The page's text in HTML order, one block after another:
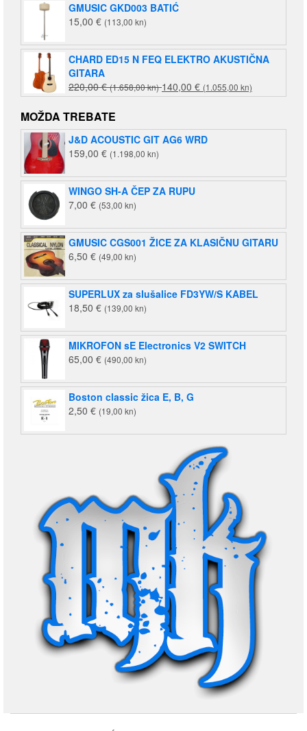
GMUSIC GKD003 BATIĆ
15,00 € (113,00 kn)
CHARD ED15 N FEQ ELEKTRO AKUSTIČNA
GITARA
220,00€ (1.658,00 kn)Izvorna
cijena
je:
220,00 €
140,00 € (1.055,00 kn)
cijena
140,00 €
MOŽDA TREBATE
J&D ACOUSTIC GIT AG6 WRD
159,00 € (1.198,00 kn)
WINGO SH-A ČEP ZA RUPU
7,00 € (53,00 kn)
GMUSIC CGS001 ŽICE ZA KLASIČNU GITARU
6,50 € (49,00 kn)
SUPERLUX za slušalice FD3YW/S KABEL
18,50 € (139,00 kn)
MIKROFON sE Electronics V2 SWITCH
65,00 € (490,00 kn)
Boston classic žica E, B, G
2,50 € (19,00 kn)